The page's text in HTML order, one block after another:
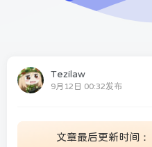
Tezilaw
9月12日 00:32发布
文章最后更新时间：